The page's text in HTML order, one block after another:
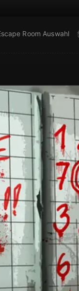
Room Auswahl